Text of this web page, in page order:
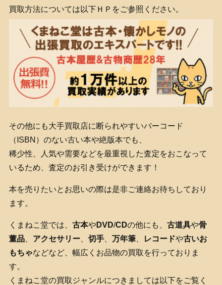
買取方法については以下ＨＰをご参照ください。
その他にも大手買取店に断られやすいバーコード
（ISBN）のない古い本や絶版本でも、
稀少性、人気や需要などを最重視した査定をおこなって
いるため、査定のお引き受けができます！
本を売りたいとお思いの際は是非ご連絡お待ちしており
ます。
くまねこ堂では、 古本やDVD/CDの他にも、 古道具や骨
董品、 アクセサリー、 切手、 万年筆、 レコードや古いお
もちゃなどなど、幅広くお品物の買取を行っておりま
す。
くまねこ堂の買取ジャンルにつきましては以下をご覧く